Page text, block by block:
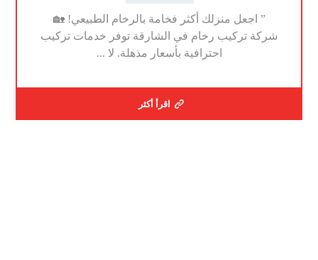
” اجعل منزلك أكثر فخامة بالرخام الطبيعي! 🏡
شركة تركيب رخام في الشارقة توفر خدمات تركيب
احترافية بأسعار مذهلة. لا ...
اقرأ أكثر